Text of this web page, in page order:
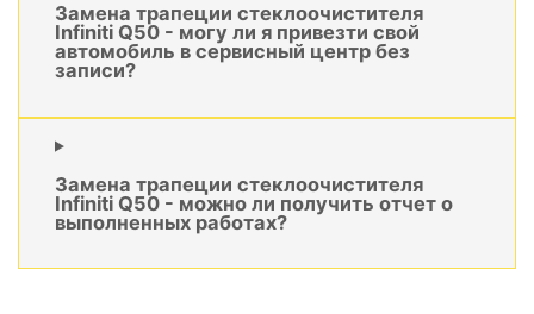
Замена трапеции стеклоочистителя
Infiniti Q50 - могу ли я привезти свой
автомобиль в сервисный центр без
записи?
Замена трапеции стеклоочистителя
Infiniti Q50 - можно ли получить отчет о
выполненных работах?